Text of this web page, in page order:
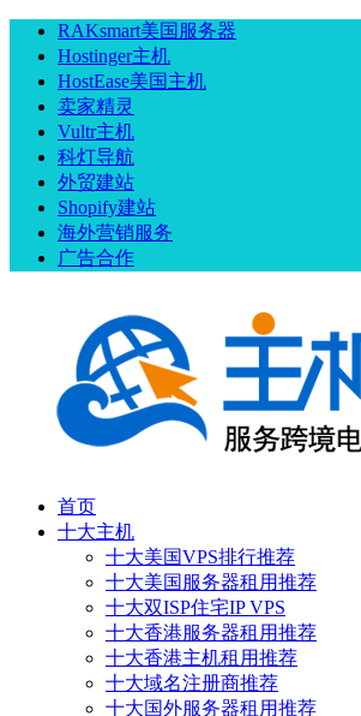
RAKsmart美国服务器
Hostinger主机
HostEase美国主机
卖家精灵
Vultr主机
科灯导航
外贸建站
Shopify建站
海外营销服务
广告合作
首页
十大主机
十大美国VPS排行推荐
十大美国服务器租用推荐
十大双ISP住宅IP VPS
十大香港服务器租用推荐
十大香港主机租用推荐
十大域名注册商推荐
十大国外服务器租用推荐